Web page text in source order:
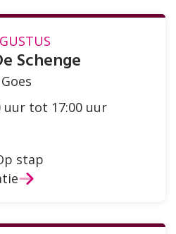
Schenge
uur tot 17:00 uur
stap